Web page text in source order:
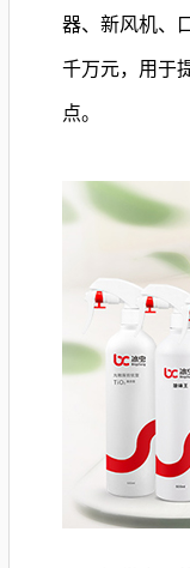
器、新风机、
千万元，用于
点。